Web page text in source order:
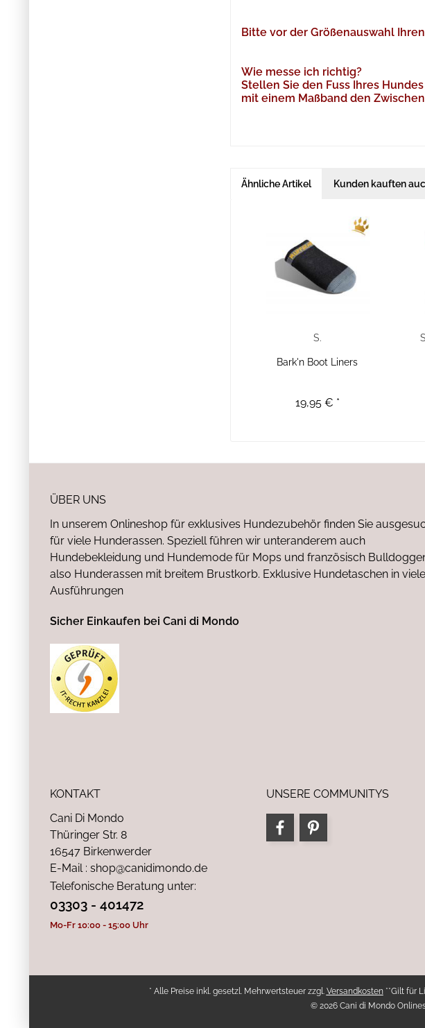
Bitte vor der Größenauswahl
Wie messe ich richtig?
Stellen Sie den Fuss Ihres
mit einem Maßband den
Ähnliche Artikel Kunden kauften
S.
Bark'n Boot Liners
19,95 € *
ÜBER UNS
In unserem Onlineshop für exklusives Hundezubehör finden Sie
für viele Hunderassen. Speziell führen wir unteranderem auch
Hundebekleidung und Hundemode für Mops und französisch
also Hunderassen mit breitem Brustkorb. Exklusive Hundetaschen in
Ausführungen
Sicher Einkaufen bei Cani di Mondo
KONTAKT
Cani Di Mondo
Thüringer Str. 8
16547 Birkenwerder
E-Mail : shop@canidimondo.de
Telefonische Beratung unter:
03303 - 401472
Mo-Fr 10:00 - 15:00 Uhr
UNSERE COMMUNITYS
* Alle Preise inkl. gesetzl. Mehrwertsteuer zzgl. Versandkosten**Gilt für
© 2026 Cani di Mondo